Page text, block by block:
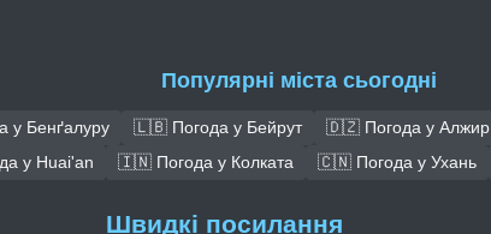
Популярні міста сьогодні
Бенґалуру 🇱🇧 Погода у Бейрут 🇩🇿 Погода у Алжир
у Huai'an 🇮🇳 Погода у Колката 🇨🇳 Погода у Ухань
Швидкі посилання